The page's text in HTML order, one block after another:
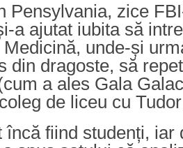
Pensylvania, zice
a ajutat iubita să
unde-și
din dragoste, să
a ales Gala
de liceu cu
încă fiind studenți, iar